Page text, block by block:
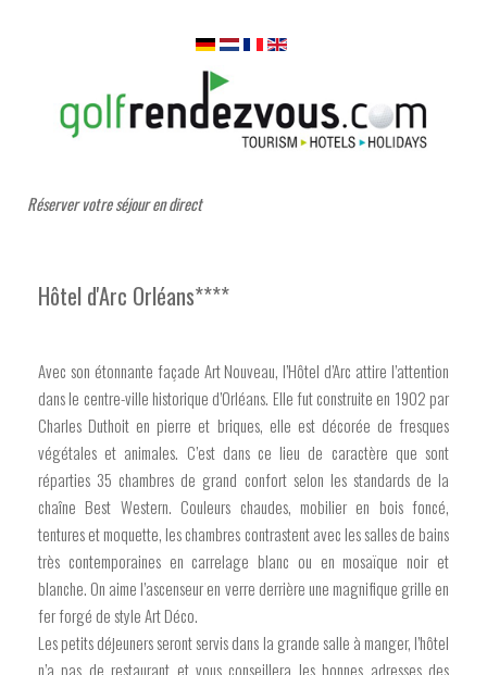
Réserver votre séjour en direct
Hôtel d'Arc Orléans****
Avec son étonnante façade Art Nouveau, l’Hôtel d’Arc attire l’attention
dans le centre-ville historique d’Orléans. Elle fut construite en 1902 par
Charles Duthoit en pierre et briques, elle est décorée de fresques
végétales et animales. C’est dans ce lieu de caractère que sont
réparties 35 chambres de grand confort selon les standards de la
chaîne Best Western. Couleurs chaudes, mobilier en bois foncé,
tentures et moquette, les chambres contrastent avec les salles de bains
très contemporaines en carrelage blanc ou en mosaïque noir et
blanche. On aime l’ascenseur en verre derrière une magnifique grille en
fer forgé de style Art Déco.
Les petits déjeuners seront servis dans la grande salle à manger, l’hôtel
n’a pas de restaurant et vous conseillera les bonnes adresses des